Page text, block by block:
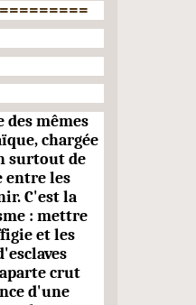
mêmes
chargée
surtout de
entre les
C'est la
: mettre
et les
crut
d'une